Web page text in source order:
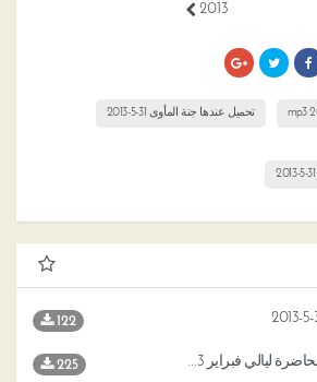
2013
تحميل عندها جنة المأوى 31-5-2013
122
س ه ام ال ح ب ( محاضرة ليالي فبراير 2013) 225